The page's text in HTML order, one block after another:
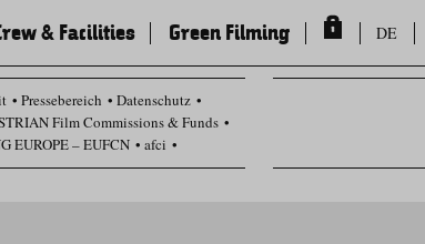
& Facilities Green Filming DE
Pressebereich
Datenschutz
Film Commissions & Funds
EUROPE – EUFCN
afci